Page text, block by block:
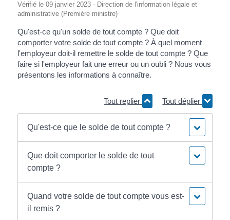
Vérifié le 09 janvier 2023 - Direction de l'information légale et
administrative (Première ministre)
Qu'est-ce qu'un solde de tout compte ? Que doit
comporter votre solde de tout compte ? À quel moment
l'employeur doit-il remettre le solde de tout compte ? Que
faire si l'employeur fait une erreur ou un oubli ? Nous vous
présentons les informations à connaître.
Tout replier Tout déplier
Qu'est-ce que le solde de tout compte ?
Que doit comporter le solde de tout
compte ?
Quand votre solde de tout compte vous est-
il remis ?